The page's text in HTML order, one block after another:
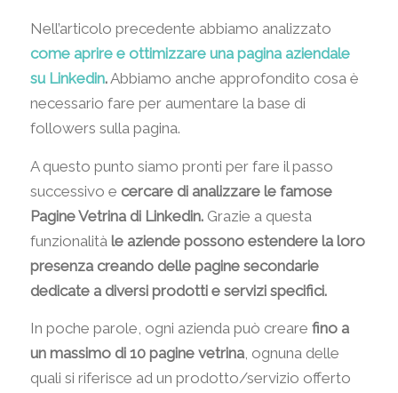
Nell’articolo precedente abbiamo analizzato
come aprire e ottimizzare una pagina aziendale
su Linkedin.Abbiamo anche approfondito cosa è
necessario fare per aumentare la base di
followers sulla pagina.
A questo punto siamo pronti per fare il passo
successivo e cercare di analizzare le famose
Pagine Vetrina di Linkedin.Grazie a questa
funzionalità le aziende possono estendere la loro
presenza creando delle pagine secondarie
dedicate a diversi prodotti e servizi specifici.
In poche parole, ogni azienda può creare fino a
un massimo di 10 pagine vetrina, ognuna delle
quali si riferisce ad un prodotto/servizio offerto